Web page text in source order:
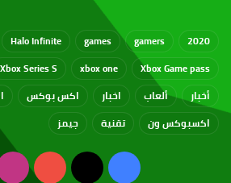
2020
gamers
games
Halo Infinite
Xbox Game pass
xbox one
Xbox Series S
أخبار
ألعاب اخبار اكس بوكس
اكسبوكس ون
تقنية جيمز
فيسبوك
‫X